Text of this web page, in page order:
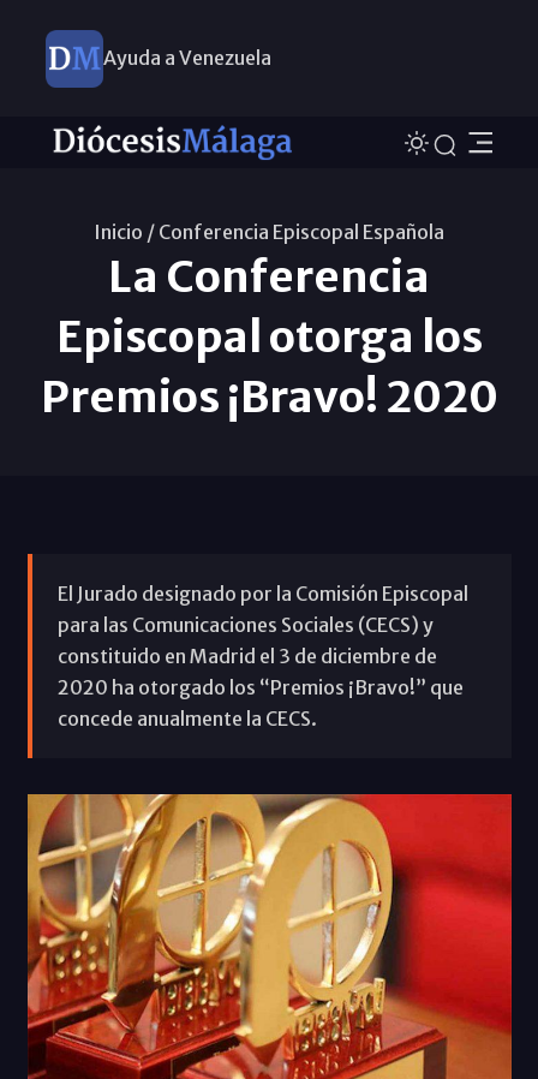
Ayuda a Venezuela
Inicio / Conferencia Episcopal Española
La Conferencia
Episcopal otorga los
Premios ¡Bravo! 2020
El Jurado designado por la Comisión Episcopal
para las Comunicaciones Sociales (CECS) y
constituido en Madrid el 3 de diciembre de
2020 ha otorgado los “Premios ¡Bravo!” que
concede anualmente la CECS.